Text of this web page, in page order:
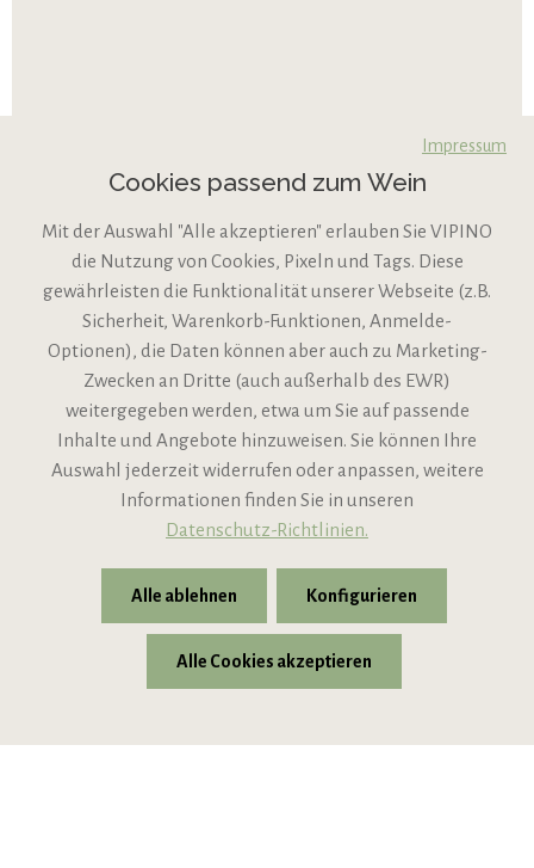
VIPINO Service
Informationen
Support
* Alle Preise inkl. gesetzl. Mehrwertsteuer zzgl.Versandkosten
Impressum
Cookies passend zum Wein
Mit der Auswahl "Alle akzeptieren" erlauben Sie VIPINO
die Nutzung von Cookies, Pixeln und Tags. Diese
gewährleisten die Funktionalität unserer Webseite (z.B.
Sicherheit, Warenkorb-Funktionen, Anmelde-
Optionen), die Daten können aber auch zu Marketing-
Zwecken an Dritte (auch außerhalb des EWR)
weitergegeben werden, etwa um Sie auf passende
Inhalte und Angebote hinzuweisen. Sie können Ihre
Auswahl jederzeit widerrufen oder anpassen, weitere
Informationen finden Sie in unseren
Datenschutz-Richtlinien.
Alle ablehnen Konfigurieren
Alle Cookies akzeptieren